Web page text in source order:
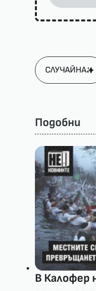
СЛУЧАЙНА
Подобни
В Калофер